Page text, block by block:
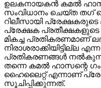
ഉലകനായകൻ കമൽ
സംവിധാനം ചെയ്ത
റിലീസായി
പ്രേക്ഷക
മികച്ച പ്രതികരണമാണ്
പ്രതികരണങ്ങൾ
തന്നെ കമൽ ഹാസന്റെ
ഹൈലൈറ്റ് എന്നാണ്
സൂചിപ്പിക്കുന്നത്.